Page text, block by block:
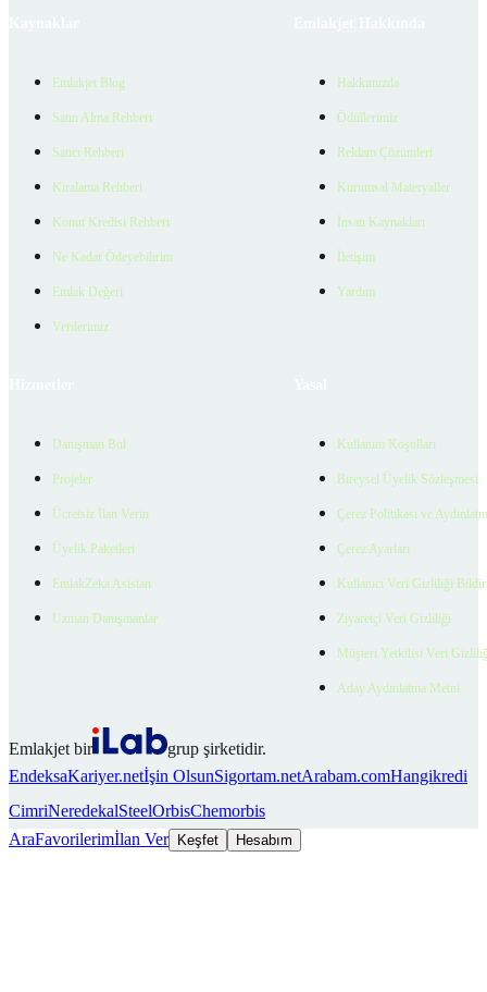
Emlakjet Blog
Satın Alma Rehberi
Satıcı Rehberi
Kiralama Rehberi
Konut Kredisi Rehberi
Ne Kadar Ödeyebilirim
Emlak Değeri
Verilerimiz
Hakkımızda
Ödüllerimiz
Reklam Çözümleri
Kurumsal Materyaller
İnsan Kaynakları
İletişim
Yardım
Danışman Bul
Projeler
Ücretsiz İlan Verin
Üyelik Paketleri
EmlakZeka Asistan
Uzman Danışmanlar
Kullanım Koşulları
Bireysel Üyelik Sözleşmesi
Çerez Politikası ve
Çerez Ayarları
Kullanıcı Veri Gizliliği
Ziyaretçi Veri Gizliliği
Müşteri Yetkilisi Veri
Aday Aydınlatma Metni
Emlakjet bir
grup şirketidir.
EndeksaKariyer.netİşin OlsunSigortam.netArabam.comHangikredi
CimriNeredekalSteelOrbisChemorbis
AraFavorilerimİlan Ver Keşfet Hesabım